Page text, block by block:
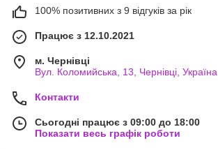
100% позитивних з 9 відгуків за рік
Працює з 12.10.2021
м. Чернівці
Вул. Коломийська, 13, Чернівці, Україна
Контакти
Сьогодні працює з 09:00 до 18:00
Показати весь графік роботи